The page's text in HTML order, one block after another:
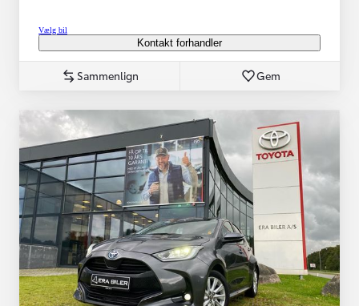
Vælg bil
Kontakt forhandler
Sammenlign Gem